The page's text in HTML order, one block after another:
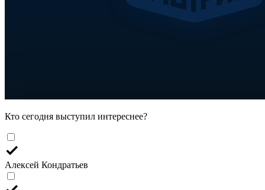
Кто сегодня выступил интереснее?
Алексей Кондратьев